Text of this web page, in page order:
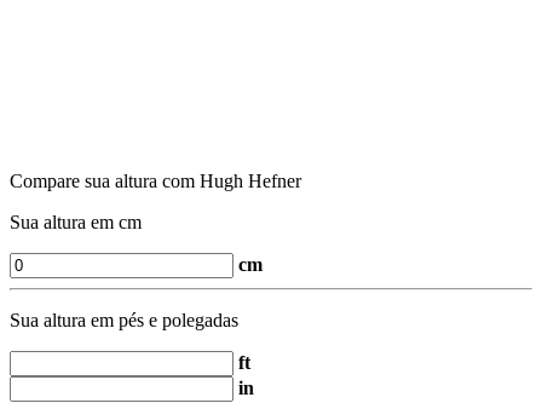
Compare sua altura com Hugh Hefner
Sua altura em cm
cm
Sua altura em pés e polegadas
ft
in